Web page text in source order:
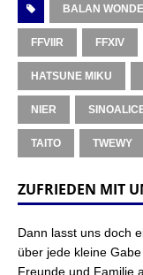
BALAN
FFVIIR FFXIV
HATSUNE MIKU
NIER
TAITO TWEWY
ZUFRIEDEN MIT
Dann lasst uns doch
über jede kleine
Freunde und Familie